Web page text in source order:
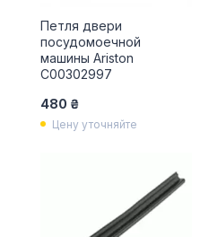
Петля двери
посудомоечной
машины Ariston
C00302997
480 ₴
Цену уточняйте